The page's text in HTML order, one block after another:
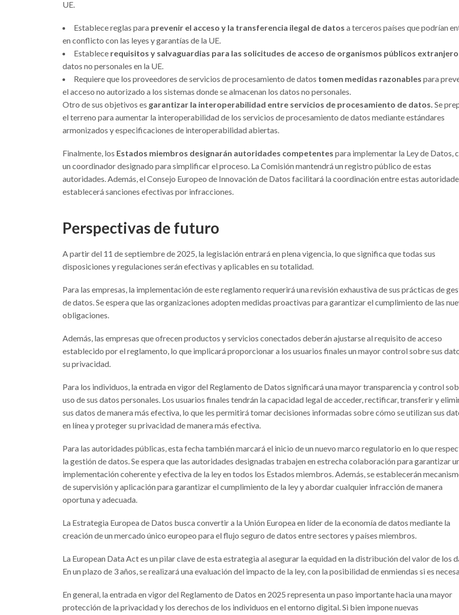
UE.
Establece reglas para prevenir el acceso y la transferencia ilegal de datos a terceros países que podrían
en conflicto con las leyes y garantías de la UE.
Establece requisitos y salvaguardias para las solicitudes de acceso de organismos públicos
datos no personales en la UE.
Requiere que los proveedores de servicios de procesamiento de datos tomen medidas razonables para
el acceso no autorizado a los sistemas donde se almacenan los datos no personales.
Otro de sus objetivos es garantizar la interoperabilidad entre servicios de procesamiento de datos. Se
el terreno para aumentar la interoperabilidad de los servicios de procesamiento de datos mediante estándares
armonizados y especificaciones de interoperabilidad abiertas.
Finalmente, los Estados miembros designarán autoridades competentes para implementar la Ley de Datos,
un coordinador designado para simplificar el proceso. La Comisión mantendrá un registro público de estas
autoridades. Además, el Consejo Europeo de Innovación de Datos facilitará la coordinación entre estas
establecerá sanciones efectivas por infracciones.
Perspectivas de futuro
A partir del 11 de septiembre de 2025, la legislación entrará en plena vigencia, lo que significa que todas sus
disposiciones y regulaciones serán efectivas y aplicables en su totalidad.
Para las empresas, la implementación de este reglamento requerirá una revisión exhaustiva de sus prácticas de
de datos. Se espera que las organizaciones adopten medidas proactivas para garantizar el cumplimiento de las
obligaciones.
Además, las empresas que ofrecen productos y servicios conectados deberán ajustarse al requisito de acceso
establecido por el reglamento, lo que implicará proporcionar a los usuarios finales un mayor control sobre sus
su privacidad.
Para los individuos, la entrada en vigor del Reglamento de Datos significará una mayor transparencia y control
uso de sus datos personales. Los usuarios finales tendrán la capacidad legal de acceder, rectificar, transferir y
sus datos de manera más efectiva, lo que les permitirá tomar decisiones informadas sobre cómo se utilizan sus
en línea y proteger su privacidad de manera más efectiva.
Para las autoridades públicas, esta fecha también marcará el inicio de un nuevo marco regulatorio en lo que
la gestión de datos. Se espera que las autoridades designadas trabajen en estrecha colaboración para garantizar
implementación coherente y efectiva de la ley en todos los Estados miembros. Además, se establecerán
de supervisión y aplicación para garantizar el cumplimiento de la ley y abordar cualquier infracción de manera
oportuna y adecuada.
La Estrategia Europea de Datos busca convertir a la Unión Europea en líder de la economía de datos mediante la
creación de un mercado único europeo para el flujo seguro de datos entre sectores y países miembros.
La European Data Act es un pilar clave de esta estrategia al asegurar la equidad en la distribución del valor de los
En un plazo de 3 años, se realizará una evaluación del impacto de la ley, con la posibilidad de enmiendas si es
En general, la entrada en vigor del Reglamento de Datos en 2025 representa un paso importante hacia una mayor
protección de la privacidad y los derechos de los individuos en el entorno digital. Si bien impone nuevas